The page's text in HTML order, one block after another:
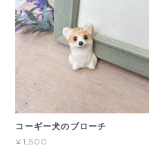
コーギー犬のブローチ
¥1,500